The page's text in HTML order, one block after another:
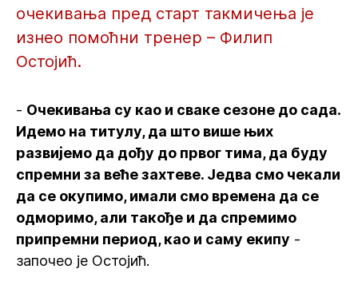
очекивања пред старт такмичења је
изнео помоћни тренер – Филип
Остојић.
- Очекивања су као и сваке сезоне до сада.
Идемо на титулу, да што више њих
развијемо да дођу до првог тима, да буду
спремни за веће захтеве. Једва смо чекали
да се окупимо, имали смо времена да се
одморимо, али такође и да спремимо
припремни период, као и саму екипу -
започео је Остојић.